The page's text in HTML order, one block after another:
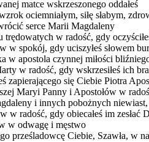
matce wskrzeszonego oddałeś
ociemniałym, siłę słabym,
serce Marii Magdaleny
trędowatych w radość, gdy
w spokój, gdy uciszyłeś słowem
w apostola czynnej miłości
w radość, gdy wskrzesiłeś ich
zapierającego się Ciebie Piotra
Maryi Panny i Apostołów w
i innych pobożnych
w radość, gdy obiecałeś im
w odwagę i męstwo
prześladowcę Ciebie, Szawła, w